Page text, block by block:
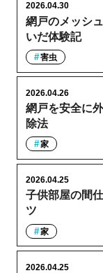
網戸のメッシ
いだ体験記
2026.04.30
害虫
網戸を安全に
除法
2026.04.26
家
子供部屋の間
ツ
2026.04.25
家
2026.04.25